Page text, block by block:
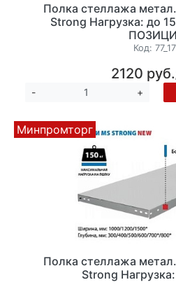
Полка стеллажа
Strong Нагрузка: до
Код:
2120 руб.
- +
Минпромторг
Полка стеллажа
Strong